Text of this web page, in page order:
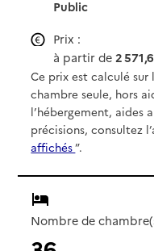
Public
Prix :
à partir de2
Ce prix est calculé sur
chambre seule, hors
l’hébergement, aides
précisions, consultez
affichés”.
Nombre de